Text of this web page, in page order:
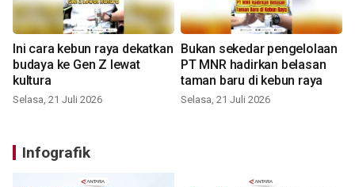
Ini cara kebun raya dekatkan
budaya ke Gen Z lewat
kultura
Selasa, 21 Juli 2026
Bukan sekedar pengelolaan
PT MNR hadirkan belasan
taman baru di kebun raya
Selasa, 21 Juli 2026
Infografik